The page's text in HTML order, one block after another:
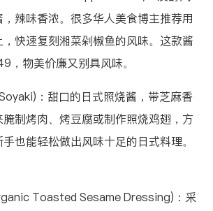
辣味香浓。很多华人美食博主推荐用
快速复刻湘菜剁椒鱼的风味。这款酱
，物美价廉又别具风味。
：甜口的日式照烧酱，带芝麻香
制烤肉、烤豆腐或制作照烧鸡翅，方
也能轻松做出风味十足的日式料理。
Toasted Sesame Dressing) ：采